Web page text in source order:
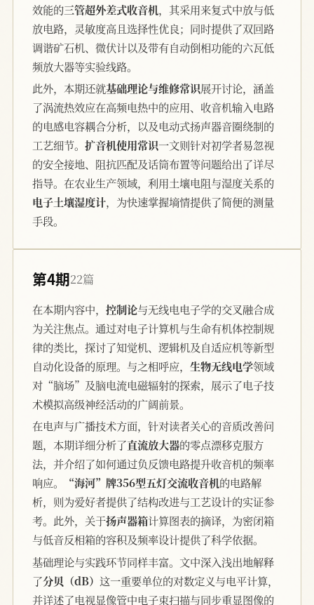
效能的三管超外差式收音机，其采用来复式中放与低
放电路，灵敏度高且选择性优良；同时提供了双回路
调谐矿石机、微伏计以及带有自动倒相功能的六瓦低
频放大器等实验线路。
此外，本期还就基础理论与维修常识展开讨论，涵盖
了涡流热效应在高频电热中的应用、收音机输入电路
的电感电容耦合分析，以及电动式扬声器音圈绕制的
工艺细节。 扩音机使用常识一文则针对初学者易忽视
的安全接地、阻抗匹配及话筒布置等问题给出了详尽
指导。在农业生产领域，利用土壤电阻与湿度关系的
电子土壤湿度计，为快速掌握墒情提供了简便的测量
手段。
第4期22篇
在本期内容中， 控制论与无线电电子学的交叉融合成
为关注焦点。通过对电子计算机与生命有机体控制规
律的类比，探讨了知觉机、逻辑机及自适应机等新型
自动化设备的原理。与之相呼应， 生物无线电学领域
对“脑场”及脑电流电磁辐射的探索，展示了电子技
术模拟高级神经活动的广阔前景。
在电声与广播技术方面，针对读者关心的音质改善问
题，本期详细分析了直流放大器的零点漂移克服方
法，并介绍了如何通过负反馈电路提升收音机的频率
响应。
“海河”牌356型五灯交流收音机的电路解
析，则为爱好者提供了结构改进与工艺设计的实证参
考。此外，关于扬声器箱计算图表的摘译，为密闭箱
与低音反相箱的容积及频率设计提供了科学依据。
基础理论与实践环节同样丰富。文中深入浅出地解释
了分贝（dB） 这一重要单位的对数定义与电平计算，
并详述了电视显像管中电子束扫描与同步重显图像的